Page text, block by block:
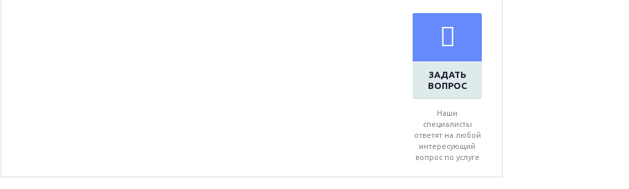
ЗАДАТЬ
ВОПРОС
Наши
специалисты
ответят на любой
интересующий
вопрос по услуге